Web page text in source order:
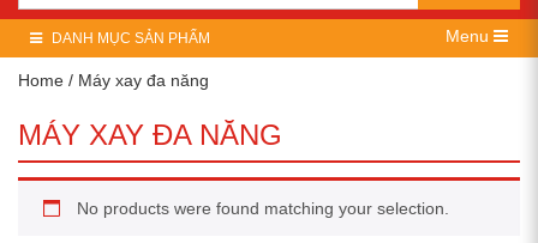
DANH MỤC SẢN PHẨM Menu
Home / Máy xay đa năng
MÁY XAY ĐA NĂNG
No products were found matching your selection.